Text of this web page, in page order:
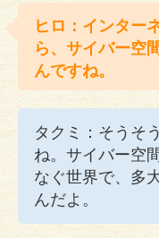
ヒロ：インター
ら、サイバー空
んですね。
タクミ：そうそ
ね。サイバー空
なぐ世界で、多
んだよ。